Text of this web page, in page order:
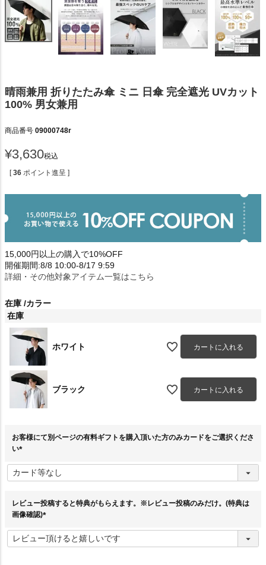
晴雨兼用 折りたたみ傘 ミニ 日傘 完全遮光 UVカット
100% 男女兼用
商品番号 09000748r
¥3,630税込
[ 36 ポイント進呈 ]
15,000円以上の購入で10%OFF
開催期間:8/8 10:00-8/17 9:59
詳細・その他対象アイテム一覧はこちら
在庫 カラー
在庫
ホワイト カートに入れる
ブラック カートに入れる
お客様にて別ページの有料ギフトを購入頂いた方のみカードをご選択くださ
い
必
須
レビュー投稿すると特典がもらえます。※レビュー投稿のみだけ。(特典は
画像確認)
必
須